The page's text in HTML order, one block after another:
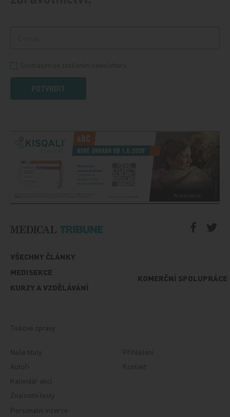
POTVRDIT
VŠECHNY ČLÁNKY
MEDISEKCE
KURZY A VZDĚLÁVÁNÍ
KOMERČNÍ SPOLUPRÁCE
Tiskové zprávy
Naše tituly
Autoři
Kalendář akcí
Znalostní testy
Personální inzerce
Přihlášení
Kontakt